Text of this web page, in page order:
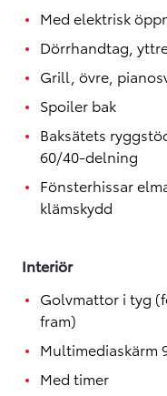
Med elektrisk
Dörrhandtag,
Grill, övre,
Spoiler bak
Baksätets
60/40-delning
Fönsterhissar
klämskydd
Interiör
Golvmattor i tyg
fram)
Multimediaskärm
Med timer